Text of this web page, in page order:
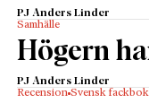
PJ Anders Linder
Samhälle
Högern
PJ Anders Linder
Recension Svensk fackbok